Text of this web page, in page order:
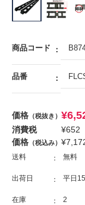
商品コード
品番
価格 （税抜き） ¥
消費税 ¥652
価格 （税込み） ¥
送料 無料
出荷日 平日
在庫 2